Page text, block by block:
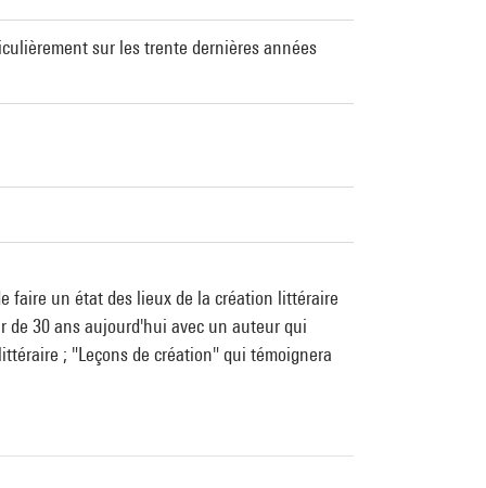
sur les trente dernières années
faire un état des lieux de la création littéraire
de 30 ans aujourd'hui avec un auteur qui
; "Leçons de création" qui témoignera